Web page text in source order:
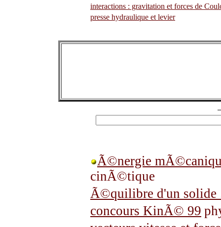
interactions : gravitation et forces de
presse hydraulique et levier
Ã©nergie
cinÃ©tique
Ã©quilibre d'un solide
concours KinÃ© 99